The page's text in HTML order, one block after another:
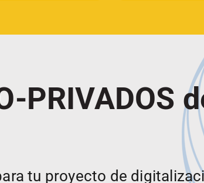
PRIVADOS
tu proyecto de